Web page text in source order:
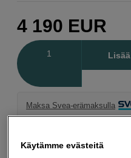
4 190 EUR
Maksa Svea-erämaksulla
Avausmaksu 5 EUR,
Käytämme evästeitä